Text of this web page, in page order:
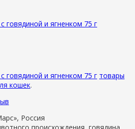
говядиной и ягненком 75 г
говядиной и ягненком 75 г товары
кошек.
Россия